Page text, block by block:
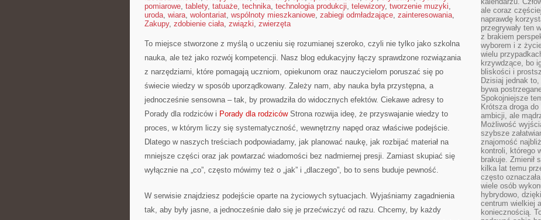
pomiarowe, tablety, tatuaże, technika, technologia produkcji, telewizory, tworzenie muzyki,
uroda, wiara, wolontariat, wspólnoty mieszkaniowe, zabiegi odmładzające, zainteresowania,
Zakupy, zdobienie ciała, związki, zwierzęta
To miejsce stworzone z myślą o uczeniu się rozumianej szeroko, czyli nie tylko jako szkolna
nauka, ale też jako rozwój kompetencji. Nasz blog edukacyjny łączy sprawdzone rozwiązania
z narzędziami, które pomagają uczniom, opiekunom oraz nauczycielom poruszać się po
świecie wiedzy w sposób uporządkowany. Zależy nam, aby nauka była przystępna, a
jednocześnie sensowna – tak, by prowadziła do widocznych efektów. Ciekawe adresy to
Porady dla rodziców i Porady dla rodzicówStrona rozwija ideę, że przyswajanie wiedzy to
proces, w którym liczy się systematyczność, wewnętrzny napęd oraz właściwe podejście.
Dlatego w naszych treściach podpowiadamy, jak planować naukę, jak rozbijać materiał na
mniejsze części oraz jak powtarzać wiadomości bez nadmiernej presji. Zamiast skupiać się
wyłącznie na „co”, często mówimy też o „jak” i „dlaczego”, bo to sens buduje pewność.
W serwisie znajdziesz podejście oparte na życiowych sytuacjach. Wyjaśniamy zagadnienia
tak, aby były jasne, a jednocześnie dało się je przećwiczyć od razu. Chcemy, by każdy
ale coraz
naprawdę
przegrywały ten
z brakiem
wyborem i z
wielu
krzywdzące, bo
bliskości i
Dzisiaj jednak
bywa
Spokojniejsze
Krótsza droga
ambicji, ale
Możliwość
szybsze
znajomość
kontroli, którego
brakuje. Zmienił
kilka lat temu
często
wiele osób
hybrydowo,
centrum wielkiej
koniecznością.